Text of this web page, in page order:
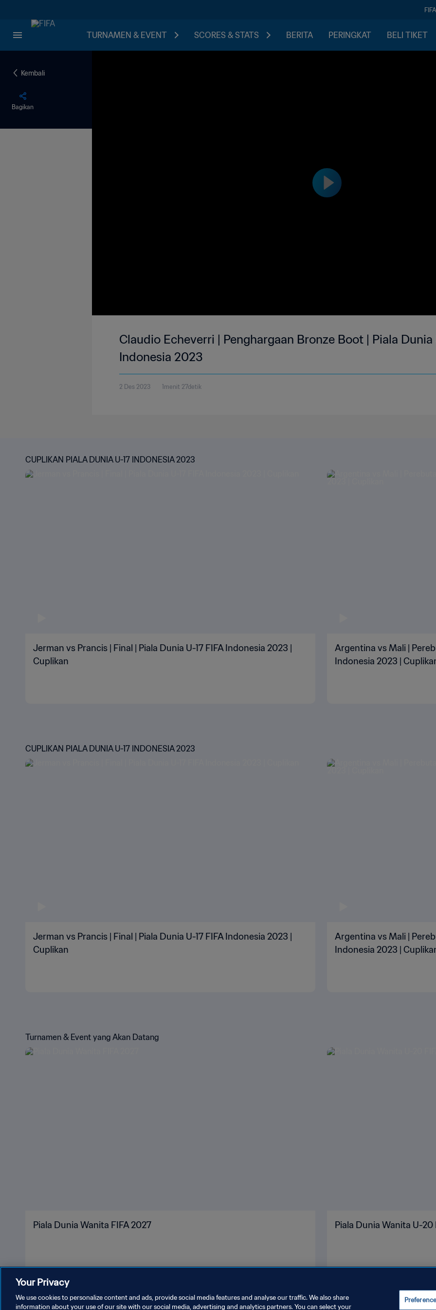
TURNAMEN & EVENT SCORES & STATS BERITA PERINGKAT BELI TIKET
Kembali
Bagikan
Claudio Echeverri | Penghargaan Bronze Boot | Piala Dunia
Indonesia 2023
2 Des 2023 1menit 27detik
CUPLIKAN PIALA DUNIA U-17 INDONESIA 2023
Jerman vs Prancis | Final | Piala Dunia U-17 FIFA Indonesia 2023 |
Cuplikan
Argentina vs Mali |
Indonesia 2023 |
CUPLIKAN PIALA DUNIA U-17 INDONESIA 2023
Jerman vs Prancis | Final | Piala Dunia U-17 FIFA Indonesia 2023 |
Cuplikan
Argentina vs Mali |
Indonesia 2023 |
Turnamen & Event yang Akan Datang
Piala Dunia Wanita FIFA 2027 Piala Dunia Wanita U-20
Your Privacy
We use cookies to personalize content and ads, provide social media features and analyse our traffic. We also share
information about your use of our site with our social media, advertising and analytics partners. You can select your